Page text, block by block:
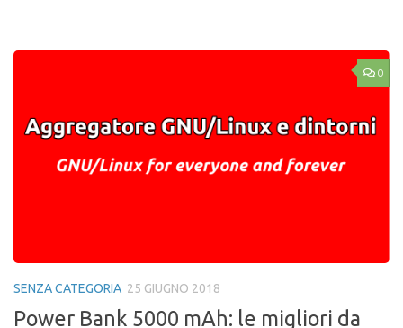
0
SENZA CATEGORIA 25 GIUGNO 2018
Power Bank 5000 mAh: le migliori da